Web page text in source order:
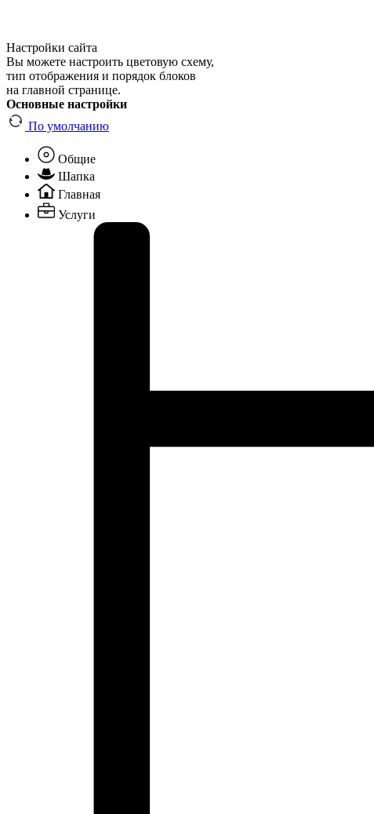
Настройки сайта
Вы можете настроить цветовую схему,
тип отображения и порядок блоков
на главной странице.
Основные настройки
По умолчанию
Общие
Шапка
Главная
Услуги